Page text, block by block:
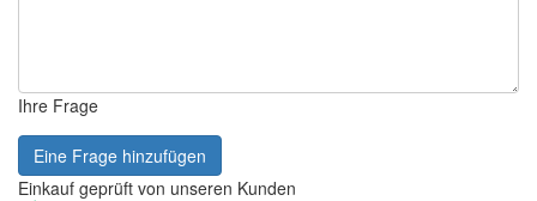
Ihre Frage
Eine Frage hinzufügen
Einkauf geprüft von unseren Kunden